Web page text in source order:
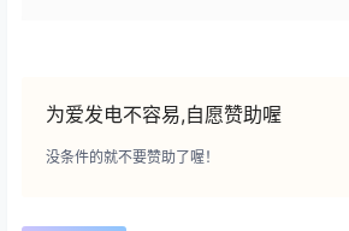
为爱发电不容易,自愿赞助喔
没条件的就不要赞助了喔！